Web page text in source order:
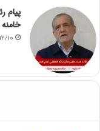
پیام
10